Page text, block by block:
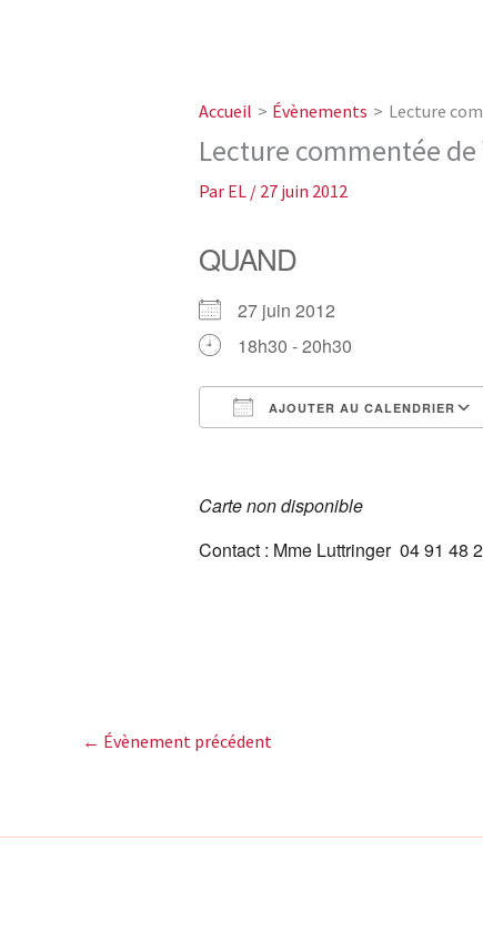
Accueil Évènements Lecture
Lecture commentée
Par EL / 27 juin 2012
QUAND
27 juin 2012
18h30 - 20h30
AJOUTER AU CALENDRIER
Carte non disponible
Contact : Mme Luttringer 04 91 48
← Évènement précédent